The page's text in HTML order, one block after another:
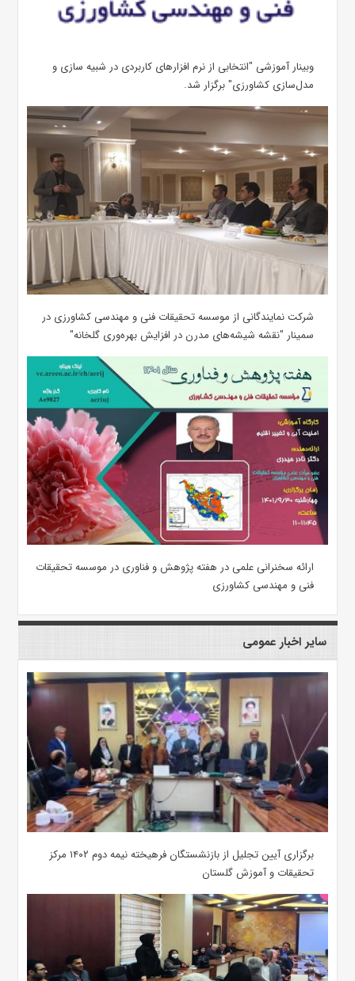
وبینار آموزشی "انتخابی از نرم افزارهای کاربردی در شبیه سازی و
مدل‌سازی کشاورزی" برگزار شد.
شرکت نمایندگانی از موسسه تحقیقات فنی و مهندسی کشاورزی در
سمینار "نقشه شیشه‌های مدرن در افزایش بهره‌وری گلخانه"
ارائه سخنرانی علمی در هفته پژوهش و فناوری در موسسه تحقیقات
فنی و مهندسی کشاورزی
سایر اخبار عمومی
برگزاری آیین تجلیل از بازنشستگان فرهیخته نیمه دوم ۱۴۰۲ مرکز
تحقیقات و آموزش گلستان